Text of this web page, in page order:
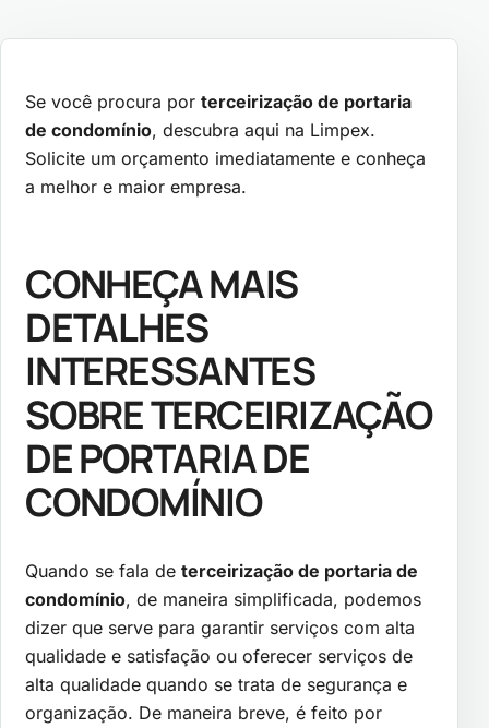
Se você procura por terceirização de portaria
de condomínio, descubra aqui na Limpex.
Solicite um orçamento imediatamente e conheça
a melhor e maior empresa.
CONHEÇA MAIS
DETALHES
INTERESSANTES
SOBRE TERCEIRIZAÇÃO
DE PORTARIA DE
CONDOMÍNIO
Quando se fala de terceirização de portaria de
condomínio, de maneira simplificada, podemos
dizer que serve para garantir serviços com alta
qualidade e satisfação ou oferecer serviços de
alta qualidade quando se trata de segurança e
organização. De maneira breve, é feito por